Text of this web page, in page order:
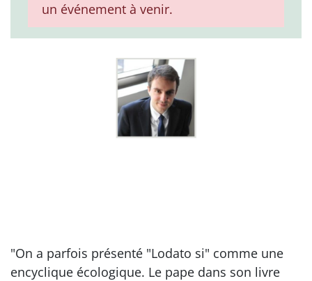
un événement à venir.
"On a parfois présenté "Lodato si" comme une
encyclique écologique. Le pape dans son livre